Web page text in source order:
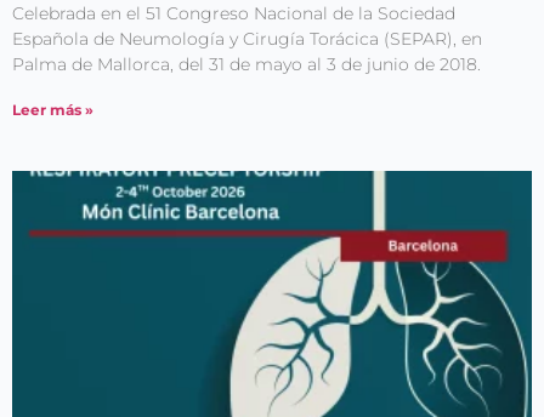
Celebrada en el 51 Congreso Nacional de la Sociedad
Española de Neumología y Cirugía Torácica (SEPAR), en
Palma de Mallorca, del 31 de mayo al 3 de junio de 2018.
Leer más »